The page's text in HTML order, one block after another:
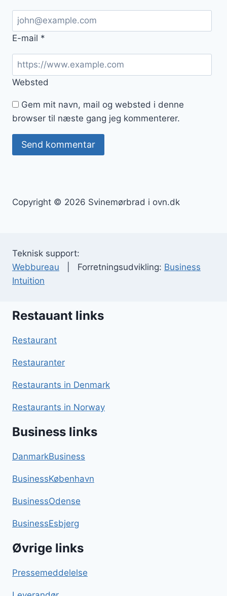
E-mail *
Websted
Gem mit navn, mail og websted i denne
browser til næste gang jeg kommenterer.
Copyright © 2026 Svinemørbrad i ovn.dk
Teknisk support:
Webbureau | Forretningsudvikling: Business
Intuition
Restauant links
Restaurant
Restauranter
Restaurants in Denmark
Restaurants in Norway
Business links
DanmarkBusiness
BusinessKøbenhavn
BusinessOdense
BusinessEsbjerg
Øvrige links
Pressemeddelelse